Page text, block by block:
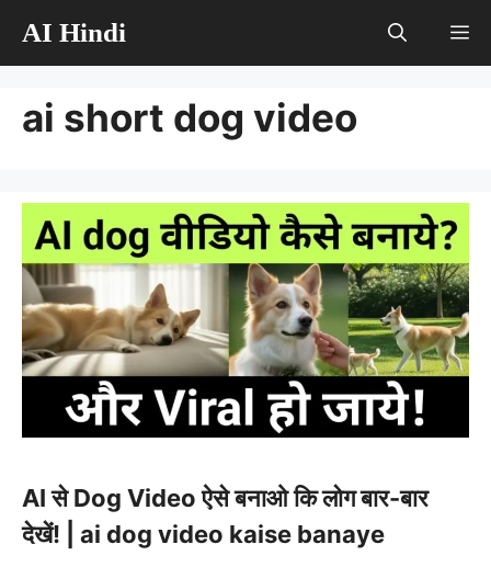
AI Hindi
ai short dog video
AI से Dog Video ऐसे बनाओ कि लोग बार-बार
देखें! | ai dog video kaise banaye